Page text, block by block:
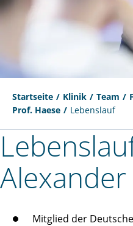
Startseite Klinik Team
Prof. Haese
Lebenslauf
Alexander
Mitglied der